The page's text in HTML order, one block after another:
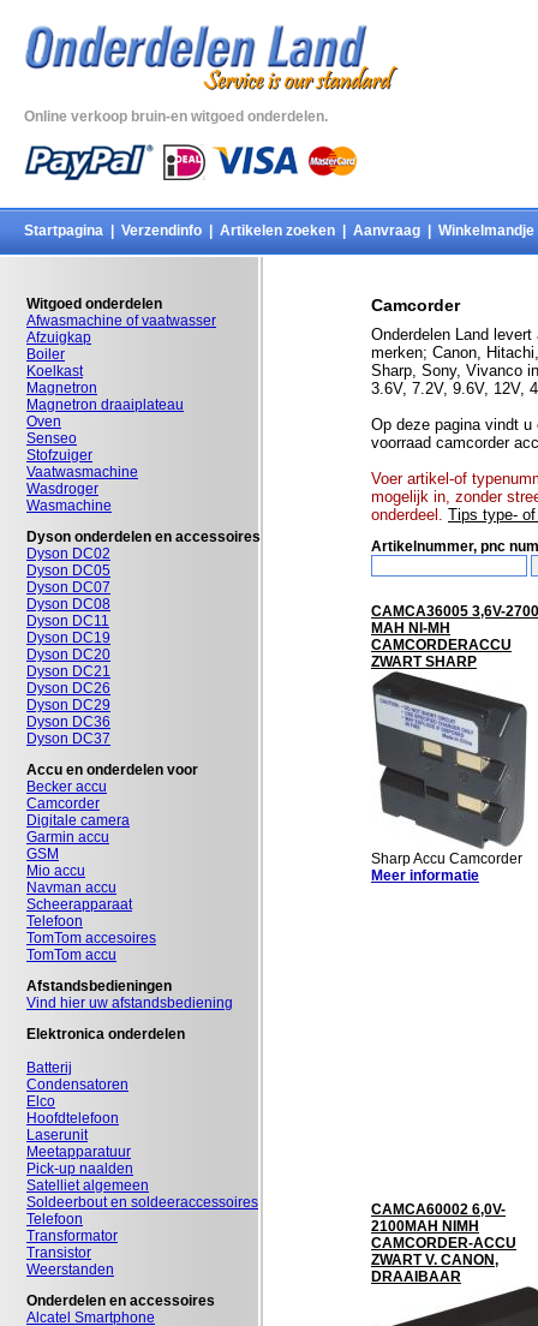
Online verkoop bruin-en witgoed onderdelen.
Startpagina Verzendinfo Artikelen zoeken Aanvraag Winkelmandje
Witgoed onderdelen
Afwasmachine of vaatwasser
Afzuigkap
Boiler
Koelkast
Magnetron
Magnetron draaiplateau
Oven
Senseo
Stofzuiger
Vaatwasmachine
Wasdroger
Wasmachine
Dyson onderdelen en accessoires
Dyson DC02
Dyson DC05
Dyson DC07
Dyson DC08
Dyson DC11
Dyson DC19
Dyson DC20
Dyson DC21
Dyson DC26
Dyson DC29
Dyson DC36
Dyson DC37
Accu en onderdelen voor
Becker accu
Camcorder
Digitale camera
Garmin accu
GSM
Mio accu
Navman accu
Scheerapparaat
Telefoon
TomTom accesoires
TomTom accu
Afstandsbedieningen
Vind hier uw afstandsbediening
Elektronica onderdelen
Batterij
Condensatoren
Elco
Hoofdtelefoon
Laserunit
Meetapparatuur
Pick-up naalden
Satelliet algemeen
Soldeerbout en soldeeraccessoires
Telefoon
Transformator
Transistor
Weerstanden
Onderdelen en accessoires
Alcatel Smartphone
Camcorder
Onderdelen Land
merken; Canon,
Sharp, Sony, Vivanco
3.6V, 7.2V, 9.6V, 12V,
Op deze pagina vindt
voorraad camcorder
Voer artikel-of
mogelijk in, zonder
onderdeel. Tips type-
Artikelnummer, pnc
CAMCA36005 3,6V-2700
MAH NI-MH
CAMCORDERACCU
ZWART SHARP
Sharp Accu Camcorder
Meer informatie
CAMCA60002 6,0V-
2100MAH NIMH
CAMCORDER-ACCU
ZWART V. CANON,
DRAAIBAAR